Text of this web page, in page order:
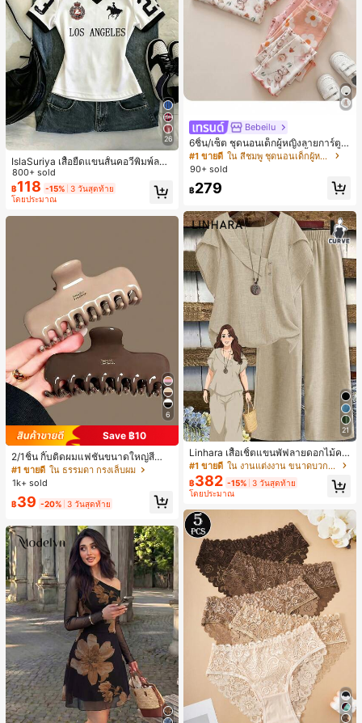
26
IslaSuriya เสื้อยืดแขนสั้นคอวีพิมพ์ลาย
สีตัดกันสำหรับผู้หญิง
800+ sold
฿118 -15% 3 วันสุดท้าย
โดยประมาณ
6
Save ฿10
2/1ชิ้น กิ๊บติดผมแฟชั่นขนาดใหญ่สีน้ำ
ตาลชานมสำหรับผู้หญิง เหมาะสำหรับก
ารอาบน้ำ ล้างหน้า และจัดแต่งทรงผม
#1 ขายดี ใน ธรรมดา กรงเล็บผม
1k+ sold
฿39 -20% 3 วันสุดท้าย
Bebeilu
6ชิ้น/เซ็ต ชุดนอนเด็กผู้หญิงลายการ์ตูน
หมีและดอกไม้ คอกลม แขนสั้น กางเกง
ขาสั้น ขอบระบาย สวมใส่สบาย
#1 ขายดี
ใน สีชมพู ชุดนอนเด็กผู้หญิง
90+ sold
฿279
21
Linhara เสื้อเชิ้ตแขนพัฟลายดอกไม้คอ
ปกไม่สมมาตรสำหรับผู้หญิงไซส์ใหญ่ +
กางเกงลำลองทรงหลวมเอวยางยืด 2 ชิ้
น สำหรับฤดูใบไม้ผลิ/ฤดูร้อน
#1 ขายดี ใน งานแต่งงาน ขนาดบวก Co-Ords
฿382 -15% 3 วันสุดท้าย
โดยประมาณ